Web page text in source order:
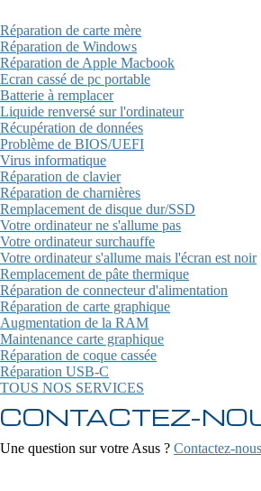
Réparation de carte mère
Réparation de Windows
Réparation de Apple Macbook
Ecran cassé de pc portable
Batterie à remplacer
Liquide renversé sur l'ordinateur
Récupération de données
Problème de BIOS/UEFI
Virus informatique
Réparation de clavier
Réparation de charnières
Remplacement de disque dur/SSD
Votre ordinateur ne s'allume pas
Votre ordinateur surchauffe
Votre ordinateur s'allume mais l'écran est noir
Remplacement de pâte thermique
Réparation de connecteur d'alimentation
Réparation de carte graphique
Augmentation de la RAM
Maintenance carte graphique
Réparation de coque cassée
Réparation USB-C
TOUS NOS SERVICES
CONTACTEZ-
Une question sur votre Asus ? Contactez-